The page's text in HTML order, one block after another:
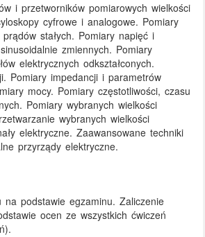
i przetworników pomiarowych wielkości
cyfrowe i analogowe. Pomiary
stałych. Pomiary napięć i
zmiennych. Pomiary
elektrycznych odkształconych.
Pomiary impedancji i parametrów
mocy. Pomiary częstotliwości, czasu
Pomiary wybranych wielkości
wybranych wielkości
elektryczne. Zaawansowane techniki
przyrządy elektryczne.
na podstawie egzaminu. Zaliczenie
ocen ze wszystkich ćwiczeń